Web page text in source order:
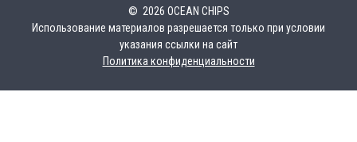
© 2026 OCEAN CHIPS
Использование материалов разрешается только при условии
указания ссылки на сайт
Политика конфиденциальности